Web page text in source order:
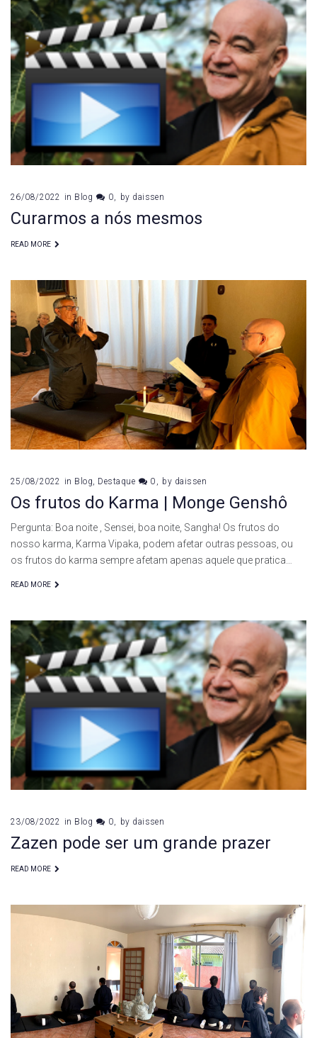
26/08/2022 in Blog 0 by daissen
Curarmos a nós mesmos
READ MORE
25/08/2022 in Blog, Destaque 0 by daissen
Os frutos do Karma | Monge Genshô
Pergunta: Boa noite , Sensei, boa noite, Sangha! Os frutos do
nosso karma, Karma Vipaka, podem afetar outras pessoas, ou
os frutos do karma sempre afetam apenas aquele que pratica…
READ MORE
23/08/2022 in Blog 0 by daissen
Zazen pode ser um grande prazer
READ MORE